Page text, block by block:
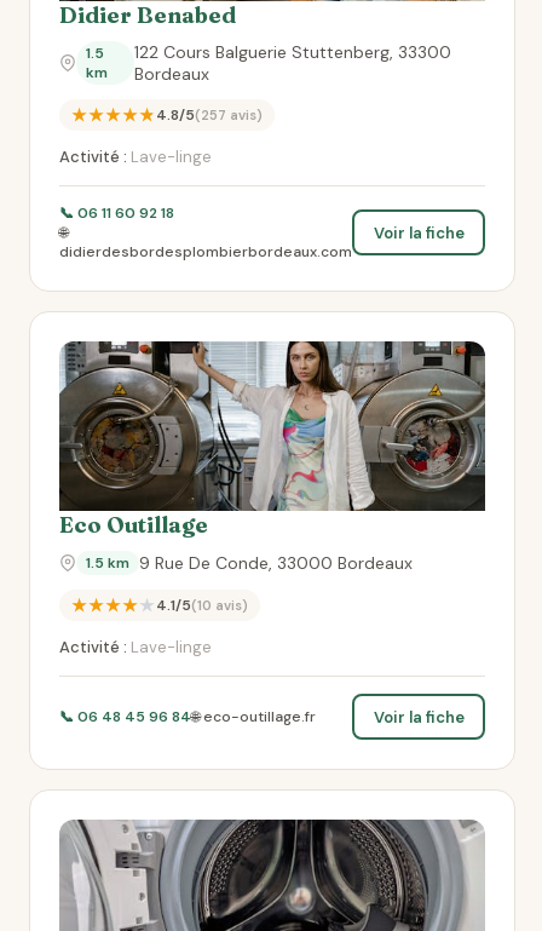
Didier Benabed
1.5
km
122 Cours Balguerie Stuttenberg, 33300
Bordeaux
★★★★★4.8/5(257 avis)
Activité : Lave-linge
📞 06 11 60 92 18
🌐
didierdesbordesplombierbordeaux.com
Voir la fiche
Eco Outillage
1.5 km 9 Rue De Conde, 33000 Bordeaux
★★★★★4.1/5(10 avis)
Activité : Lave-linge
📞 06 48 45 96 84🌐 eco-outillage.fr Voir la fiche